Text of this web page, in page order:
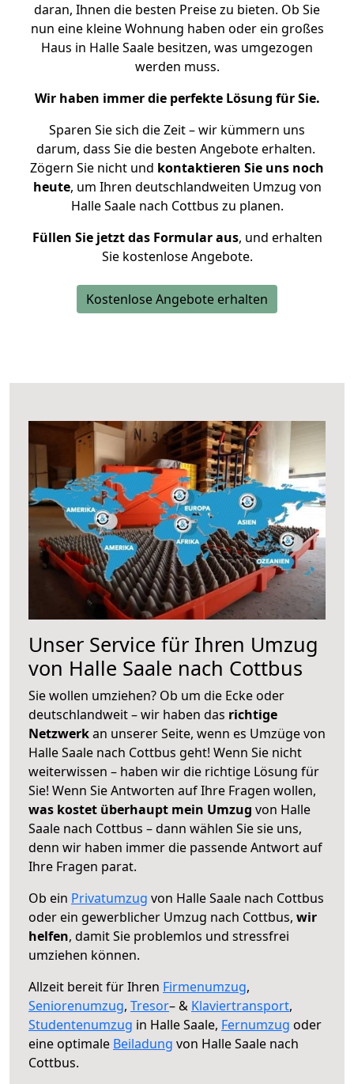
daran, Ihnen die besten Preise zu bieten. Ob Sie
nun eine kleine Wohnung haben oder ein großes
Haus in Halle Saale besitzen, was umgezogen
werden muss.
Wir haben immer die perfekte Lösung für Sie.
Sparen Sie sich die Zeit – wir kümmern uns
darum, dass Sie die besten Angebote erhalten.
Zögern Sie nicht und kontaktieren Sie uns noch
heute, um Ihren deutschlandweiten Umzug von
Halle Saale nach Cottbus zu planen.
Füllen Sie jetzt das Formular aus, und erhalten
Sie kostenlose Angebote.
Kostenlose Angebote erhalten
Unser Service für Ihren Umzug
von Halle Saale nach Cottbus
Sie wollen umziehen? Ob um die Ecke oder
deutschlandweit – wir haben das richtige
Netzwerkan unserer Seite, wenn es Umzüge von
Halle Saale nach Cottbus geht! Wenn Sie nicht
weiterwissen – haben wir die richtige Lösung für
Sie! Wenn Sie Antworten auf Ihre Fragen wollen,
was kostet überhaupt mein Umzug von Halle
Saale nach Cottbus – dann wählen Sie sie uns,
denn wir haben immer die passende Antwort auf
Ihre Fragen parat.
Ob ein Privatumzug von Halle Saale nach Cottbus
oder ein gewerblicher Umzug nach Cottbus, wir
helfen, damit Sie problemlos und stressfrei
umziehen können.
Allzeit bereit für Ihren Firmenumzug,
Seniorenumzug, Tresor– & Klaviertransport,
Studentenumzug in Halle Saale, Fernumzug oder
eine optimale Beiladung von Halle Saale nach
Cottbus.